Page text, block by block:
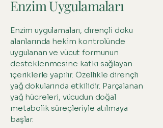
Enzim Uygulamaları
Enzim uygulamaları, dirençli doku
alanlarında hekim kontrolünde
uygulanan ve vücut formunun
desteklenmesine katkı sağlayan
içeriklerle yapılır. Özellikle dirençli
yağ dokularında etkilidir. Parçalanan
yağ hücreleri, vücudun doğal
metabolik süreçleriyle atılmaya
başlar.